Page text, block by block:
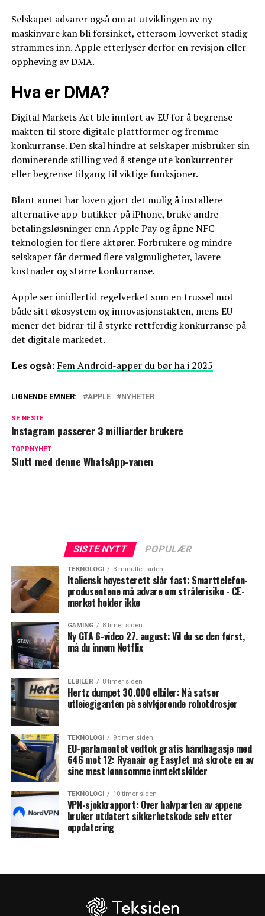
Selskapet advarer også om at utviklingen av ny
maskinvare kan bli forsinket, ettersom lovverket stadig
strammes inn. Apple etterlyser derfor en revisjon eller
oppheving av DMA.
Hva er DMA?
Digital Markets Act ble innført av EU for å begrense
makten til store digitale plattformer og fremme
konkurranse. Den skal hindre at selskaper misbruker sin
dominerende stilling ved å stenge ute konkurrenter
eller begrense tilgang til viktige funksjoner.
Blant annet har loven gjort det mulig å installere
alternative app-butikker på iPhone, bruke andre
betalingsløsninger enn Apple Pay og åpne NFC-
teknologien for flere aktører. Forbrukere og mindre
selskaper får dermed flere valgmuligheter, lavere
kostnader og større konkurranse.
Apple ser imidlertid regelverket som en trussel mot
både sitt økosystem og innovasjonstakten, mens EU
mener det bidrar til å styrke rettferdig konkurranse på
det digitale markedet.
Les også: Fem Android-apper du bør ha i 2025
LIGNENDE EMNER: APPLE NYHETER
SE NESTE
Instagram passerer 3 milliarder brukere
TOPPNYHET
Slutt med denne WhatsApp-vanen
SISTE NYTT POPULÆR
TEKNOLOGI 3 minutter siden
Italiensk høyesterett slår fast: Smarttelefon-
produsentene må advare om strålerisiko - CE-
merket holder ikke
GAMING 8 timer siden
Ny GTA 6-video 27. august: Vil du se den først,
må du innom Netflix
ELBILER 8 timer siden
Hertz dumpet 30.000 elbiler: Nå satser
utleiegiganten på selvkjørende robotdrosjer
TEKNOLOGI 9 timer siden
EU-parlamentet vedtok gratis håndbagasje med
646 mot 12: Ryanair og EasyJet må skrote en av
sine mest lønnsomme inntektskilder
TEKNOLOGI 10 timer siden
VPN-sjokkrapport: Over halvparten av appene
bruker utdatert sikkerhetskode selv etter
oppdatering